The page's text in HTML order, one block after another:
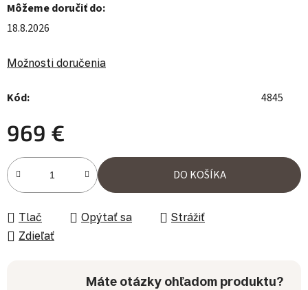
Môžeme doručiť do:
18.8.2026
Možnosti doručenia
Kód: 4845
969 €
Jednotková cena:
DO KOŠÍKA
Tlač Opýtať sa
Strážiť
Zdieľať
Máte otázky ohľadom produktu?